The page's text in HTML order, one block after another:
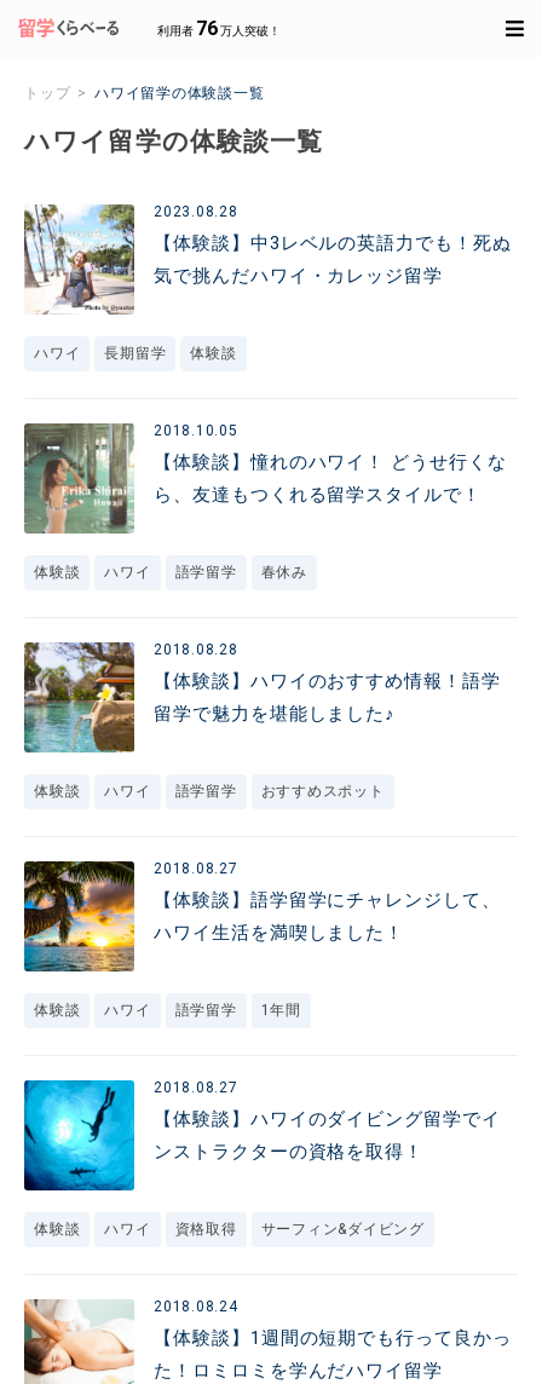
利用者 76万人突破！
トップ ハワイ留学の体験談一覧
ハワイ留学の体験談一覧
2023.08.28
【体験談】中3レベルの英語力でも！死ぬ
気で挑んだハワイ・カレッジ留学
ハワイ 長期留学 体験談
2018.10.05
【体験談】憧れのハワイ！ どうせ行くな
ら、友達もつくれる留学スタイルで！
体験談 ハワイ 語学留学 春休み
2018.08.28
【体験談】ハワイのおすすめ情報！語学
留学で魅力を堪能しました♪
体験談 ハワイ 語学留学 おすすめスポット
2018.08.27
【体験談】語学留学にチャレンジして、
ハワイ生活を満喫しました！
体験談 ハワイ 語学留学 1年間
2018.08.27
【体験談】ハワイのダイビング留学でイ
ンストラクターの資格を取得！
体験談 ハワイ 資格取得 サーフィン&ダイビング
2018.08.24
【体験談】1週間の短期でも行って良かっ
た！ロミロミを学んだハワイ留学